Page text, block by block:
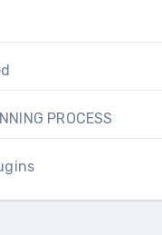
PROCESS